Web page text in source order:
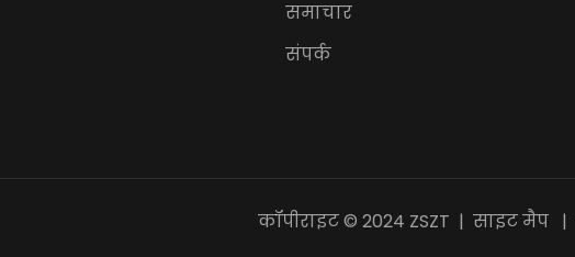
समाचार
संपर्क
कॉपीराइट © 2024 ZSZT | साइट मैप |